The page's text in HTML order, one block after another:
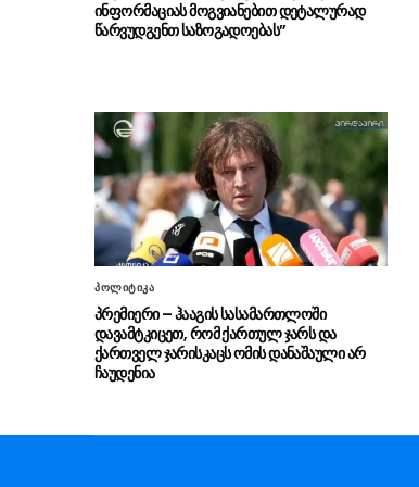
ინფორმაციას მოგვიანებით დეტალურად
წარვუდგენთ საზოგადოებას”
პოლიტიკა
პრემიერი – ჰააგის სასამართლოში
დავამტკიცეთ, რომ ქართულ ჯარს და
ქართველ ჯარისკაცს ომის დანაშაული არ
ჩაუდენია